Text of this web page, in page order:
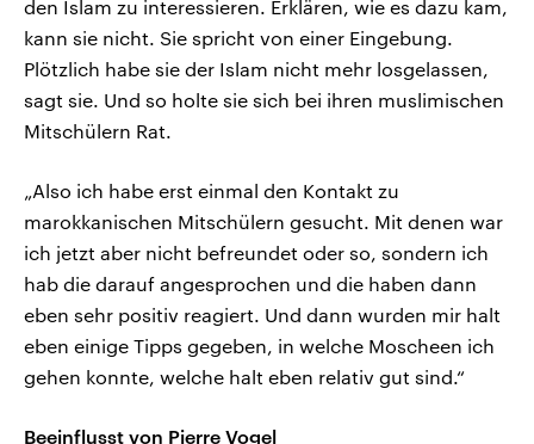
den Islam zu interessieren. Erklären, wie es dazu kam,
kann sie nicht. Sie spricht von einer Eingebung.
Plötzlich habe sie der Islam nicht mehr losgelassen,
sagt sie. Und so holte sie sich bei ihren muslimischen
Mitschülern Rat.
„Also ich habe erst einmal den Kontakt zu
marokkanischen Mitschülern gesucht. Mit denen war
ich jetzt aber nicht befreundet oder so, sondern ich
hab die darauf angesprochen und die haben dann
eben sehr positiv reagiert. Und dann wurden mir halt
eben einige Tipps gegeben, in welche Moscheen ich
gehen konnte, welche halt eben relativ gut sind.“
Beeinflusst von Pierre Vogel